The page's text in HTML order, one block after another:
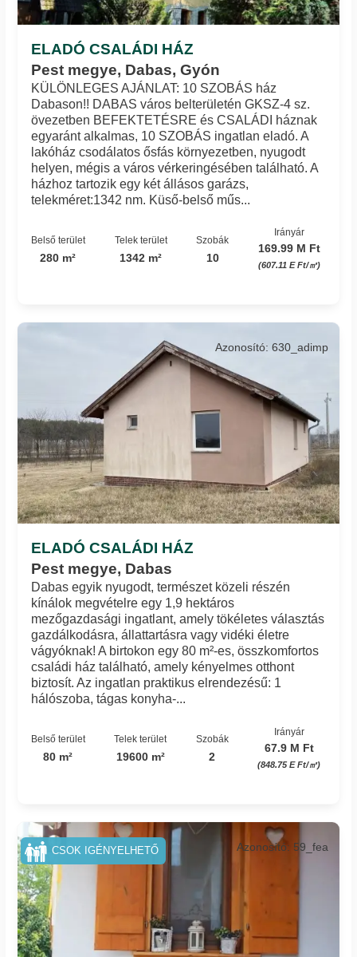
ELADÓ CSALÁDI HÁZ
Pest megye, Dabas, Gyón
KÜLÖNLEGES AJÁNLAT: 10 SZOBÁS ház
Dabason!! DABAS város belterületén GKSZ-4 sz.
övezetben BEFEKTETÉSRE és CSALÁDI háznak
egyaránt alkalmas, 10 SZOBÁS ingatlan eladó. A
lakóház csodálatos ősfás környezetben, nyugodt
helyen, mégis a város vérkeringésében található. A
házhoz tartozik egy két állásos garázs,
telekméret:1342 nm. Küső-belső műs...
Belső terület
280 m²
Telek terület
1342 m²
Szobák
10
Irányár
169.99 M Ft
(607.11 E Ft/㎡)
ELADÓ CSALÁDI HÁZ
Pest megye, Dabas
Azonosító: 630_adimp
Dabas egyik nyugodt, természet közeli részén
kínálok megvételre egy 1,9 hektáros
mezőgazdasági ingatlant, amely tökéletes választás
gazdálkodásra, állattartásra vagy vidéki életre
vágyóknak! A birtokon egy 80 m²-es, összkomfortos
családi ház található, amely kényelmes otthont
biztosít. Az ingatlan praktikus elrendezésű: 1
hálószoba, tágas konyha-...
Belső terület
80 m²
Telek terület
19600 m²
Szobák
2
Irányár
67.9 M Ft
(848.75 E Ft/㎡)
Azonosító: 59_fea
CSOK IGÉNYELHETŐ